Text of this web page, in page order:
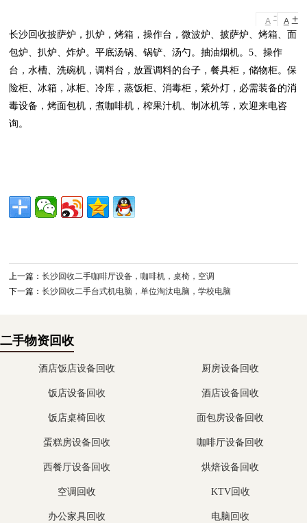
A - A +
长沙回收披萨炉，扒炉，烤箱，操作台，微波炉、披萨炉、烤箱、面
包炉、扒炉、炸炉。平底汤锅、锅铲、汤勺。抽油烟机。5、操作
台，水槽、洗碗机，调料台，放置调料的台子，餐具柜，储物柜。保
险柜、冰箱，冰柜、冷库，蒸饭柜、消毒柜，紫外灯，必需装备的消
毒设备，烤面包机，煮咖啡机，榨果汁机、制冰机等，欢迎来电咨
询。
上一篇：长沙回收二手咖啡厅设备，咖啡机，桌椅，空调
下一篇：长沙回收二手台式机电脑，单位淘汰电脑，学校电脑
二手物资回收
酒店饭店设备回收 厨房设备回收
饭店设备回收 酒店设备回收
饭店桌椅回收 面包房设备回收
蛋糕房设备回收 咖啡厅设备回收
西餐厅设备回收 烘焙设备回收
空调回收 KTV回收
办公家具回收 电脑回收